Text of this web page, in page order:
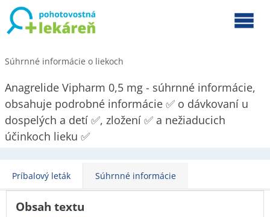
Súhrnné informácie o liekoch
Anagrelide Vipharm 0,5 mg - súhrnné informácie,
obsahuje podrobné informácie ✅ o dávkovaní u
dospelých a detí ✅, zložení ✅ a nežiaducich
účinkoch lieku ✅
Príbalový leták Súhrnné informácie
Obsah textu